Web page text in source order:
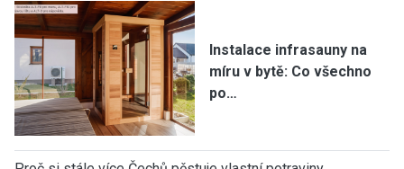
Instalace infrasauny na
míru v bytě: Co všechno
po…